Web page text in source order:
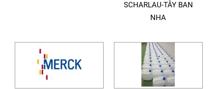
SCHARLAU-TÂY BAN
NHA